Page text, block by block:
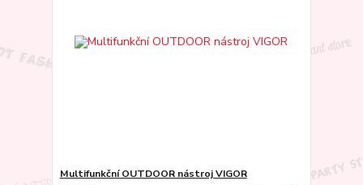
Multifunkční OUTDOOR nástroj VIGOR